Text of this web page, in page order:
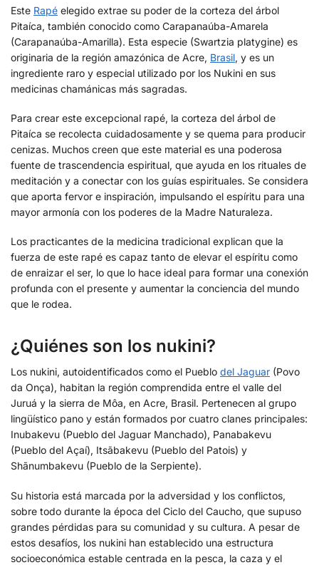
Este Rapé elegido extrae su poder de la corteza del árbol
Pitaíca, también conocido como Carapanaúba-Amarela
(Carapanaúba-Amarilla). Esta especie (Swartzia platygine) es
originaria de la región amazónica de Acre, Brasil, y es un
ingrediente raro y especial utilizado por los Nukini en sus
medicinas chamánicas más sagradas.
Para crear este excepcional rapé, la corteza del árbol de
Pitaíca se recolecta cuidadosamente y se quema para producir
cenizas. Muchos creen que este material es una poderosa
fuente de trascendencia espiritual, que ayuda en los rituales de
meditación y a conectar con los guías espirituales. Se considera
que aporta fervor e inspiración, impulsando el espíritu para una
mayor armonía con los poderes de la Madre Naturaleza.
Los practicantes de la medicina tradicional explican que la
fuerza de este rapé es capaz tanto de elevar el espíritu como
de enraizar el ser, lo que lo hace ideal para formar una conexión
profunda con el presente y aumentar la conciencia del mundo
que le rodea.
¿Quiénes son los nukini?
Los nukini, autoidentificados como el Pueblo del Jaguar (Povo
da Onça), habitan la región comprendida entre el valle del
Juruá y la sierra de Môa, en Acre, Brasil. Pertenecen al grupo
lingüístico pano y están formados por cuatro clanes principales:
Inubakevu (Pueblo del Jaguar Manchado), Panabakevu
(Pueblo del Açaí), Itsãbakevu (Pueblo del Patois) y
Shãnumbakevu (Pueblo de la Serpiente).
Su historia está marcada por la adversidad y los conflictos,
sobre todo durante la época del Ciclo del Caucho, que supuso
grandes pérdidas para su comunidad y su cultura. A pesar de
estos desafíos, los nukini han establecido una estructura
socioeconómica estable centrada en la pesca, la caza y el